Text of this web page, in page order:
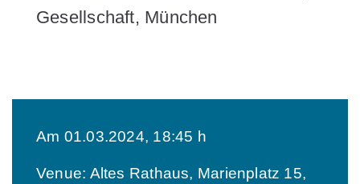
Gesellschaft, München
Am 01.03.2024, 18:45 h
Venue: Altes Rathaus, Marienplatz 15,